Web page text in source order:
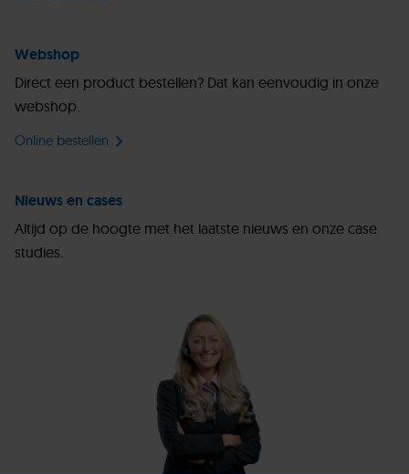
Webshop
Direct een product bestellen? Dat kan eenvoudig in onze
webshop.
Online bestellen
Nieuws en cases
Altijd op de hoogte met het laatste nieuws en onze case
studies.